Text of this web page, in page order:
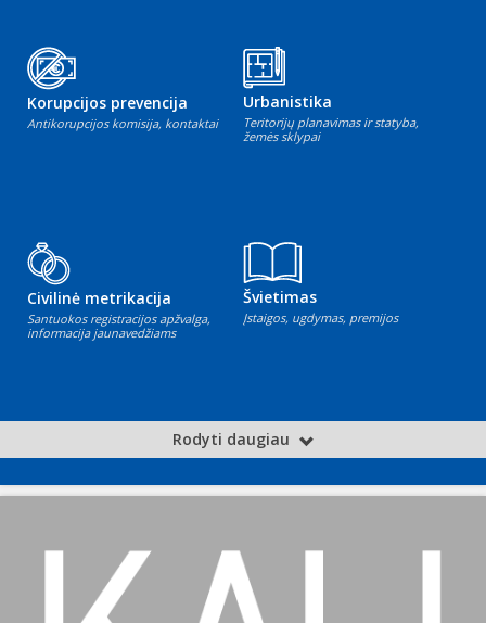
Korupcijos prevencija
Antikorupcijos komisija, kontaktai
Urbanistika
Teritorijų planavimas ir statyba,
žemės sklypai
Civilinė metrikacija
Santuokos registracijos apžvalga,
informacija jaunavedžiams
Švietimas
Įstaigos, ugdymas, premijos
Rodyti daugiau